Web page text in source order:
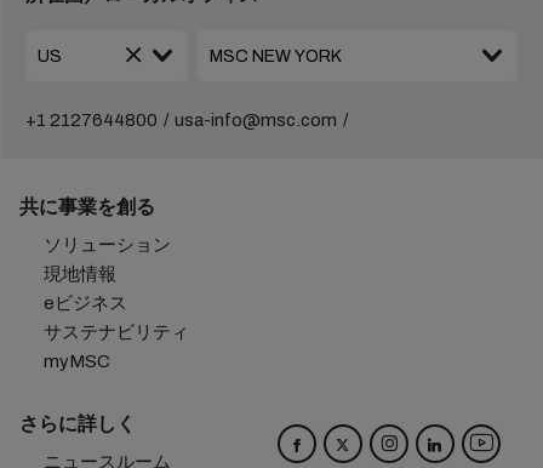
+1 2127644800 usa-info@msc.com
共に事業を創る
ソリューション
現地情報
eビジネス
サステナビリティ
myMSC
さらに詳しく
ニュースルーム